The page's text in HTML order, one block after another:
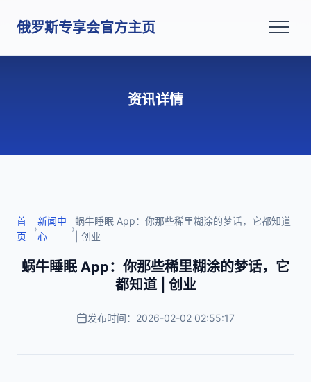
俄罗斯专享会官方主页
资讯详情
首
页
›
新闻中
心
›
蜗牛睡眠 App：你那些稀里糊涂的梦话，它都知道
| 创业
蜗牛睡眠 App：你那些稀里糊涂的梦话，它
都知道 | 创业
发布时间：2026-02-02 02:55:17